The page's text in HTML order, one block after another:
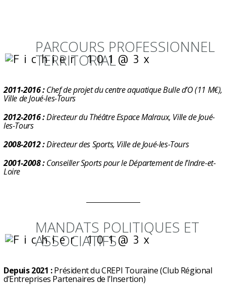
PARCOURS PROFESSIONNEL
TERRITORIAL
2011-2016 :Chef de projet du centre aquatique Bulle d’O (11 M€),
Ville de Joué-les-Tours
2012-2016 :Directeur du Théâtre Espace Malraux, Ville de Joué-
les-Tours
2008-2012 :Directeur des Sports, Ville de Joué-les-Tours
2001-2008 :Conseiller Sports pour le Département de l’Indre-et-
Loire
MANDATS POLITIQUES ET
ASSOCIATIFS
Depuis 2021 :Président du CREPI Touraine (Club Régional
d’Entreprises Partenaires de l’Insertion)